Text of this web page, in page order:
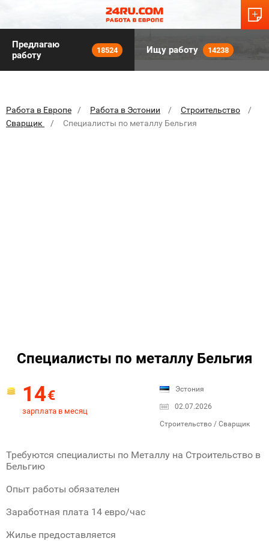
Предлагаю
работу
18524 Ищу работу 14238
Работа в Европе Работа в Эстонии
Строительство
Сварщик
Специалисты по металлу Бельгия
Специалисты по металлу Бельгия
14€
зарплата в месяц
Эстония
02.07.2026
Строительство / Сварщик
Требуются специалисты по Металлу на Строительство в
Бельгию
Опыт работы обязателен
Заработная плата 14 евро/час
Жилье предоставляется